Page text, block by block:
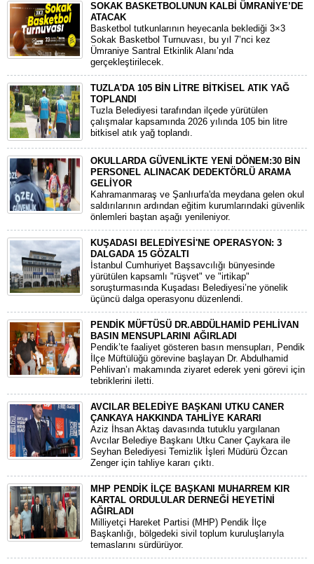
SOKAK BASKETBOLUNUN KALBİ ÜMRANİYE’DE
ATACAK
Basketbol tutkunlarının heyecanla beklediği 3×3
Sokak Basketbol Turnuvası, bu yıl 7’nci kez
Ümraniye Santral Etkinlik Alanı’nda
gerçekleştirilecek.
TUZLA'DA 105 BİN LİTRE BİTKİSEL ATIK YAĞ
TOPLANDI
Tuzla Belediyesi tarafından ilçede yürütülen
çalışmalar kapsamında 2026 yılında 105 bin litre
bitkisel atık yağ toplandı.
OKULLARDA GÜVENLİKTE YENİ DÖNEM:30 BİN
PERSONEL ALINACAK DEDEKTÖRLÜ ARAMA
GELİYOR
​Kahramanmaraş ve Şanlıurfa'da meydana gelen okul
saldırılarının ardından eğitim kurumlarındaki güvenlik
önlemleri baştan aşağı yenileniyor.
KUŞADASI BELEDİYESİ'NE OPERASYON: 3
DALGADA 15 GÖZALTI
​İstanbul Cumhuriyet Başsavcılığı bünyesinde
yürütülen kapsamlı "rüşvet" ve "irtikap"
soruşturmasında Kuşadası Belediyesi’ne yönelik
üçüncü dalga operasyonu düzenlendi.
PENDİK MÜFTÜSÜ DR.ABDÜLHAMİD PEHLİVAN
BASIN MENSUPLARINI AĞIRLADI
​Pendik’te faaliyet gösteren basın mensupları, Pendik
İlçe Müftülüğü görevine başlayan Dr. Abdulhamid
Pehlivan’ı makamında ziyaret ederek yeni görevi için
tebriklerini iletti.
AVCILAR BELEDİYE BAŞKANI UTKU CANER
ÇANKAYA HAKKINDA TAHLİYE KARARI
​Aziz İhsan Aktaş davasında tutuklu yargılanan
Avcılar Belediye Başkanı Utku Caner Çaykara ile
Seyhan Belediyesi Temizlik İşleri Müdürü Özcan
Zenger için tahliye kararı çıktı.
MHP PENDİK İLÇE BAŞKANI MUHARREM KIR
KARTAL ORDULULAR DERNEĞİ HEYETİNİ
AĞIRLADI
​Milliyetçi Hareket Partisi (MHP) Pendik İlçe
Başkanlığı, bölgedeki sivil toplum kuruluşlarıyla
temaslarını sürdürüyor.